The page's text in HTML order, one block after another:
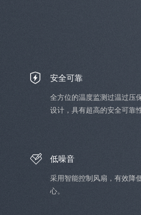
安全可靠
全方位的温度监测过温过压
设计，具有超高的安全可靠性
低噪音
采用智能控制风扇，有效降
心。